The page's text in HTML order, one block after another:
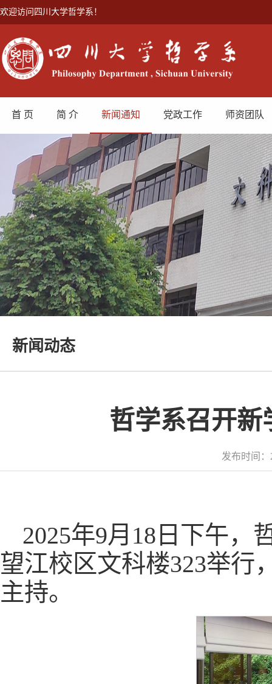
欢迎访问四川大学哲学系！
首 页 简 介 新闻通知 党政工作 师资团队
新闻动态
哲学系召开新
发布时间
2025年9月18日下午，
望江校区文科楼323举行
主持。